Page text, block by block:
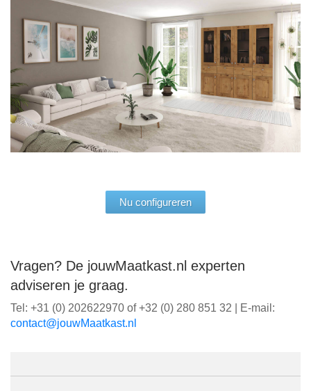
Nu configureren
Vragen? De jouwMaatkast.nl experten
adviseren je graag.
Tel: +31 (0) 202622970 of +32 (0) 280 851 32 | E-mail:
ln.tsaktaaMwuoj@tcatnoc